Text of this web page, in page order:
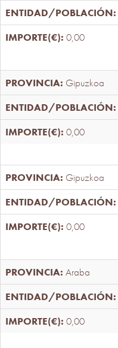
0,00
Gipuzkoa
0,00
Gipuzkoa
0,00
Araba
0,00